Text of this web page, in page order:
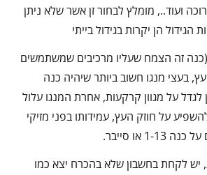
ועוד.., מומלץ לבחור זן אשר שלא ניתן
הגידול הן יקרות בגידול בייתי
זה הצמח שעליו מרכיבים שמשתמשים
בעצי מנגו חשוב ביותר שיהיה כנה
לגדל על מגוון קרקעות, אחרת המנגו עלול
על חוזק העץ, עמידותו בפני מזיקי
או סייבר.
יש לקחת בחשבון שלא בהכרח יצא כמו